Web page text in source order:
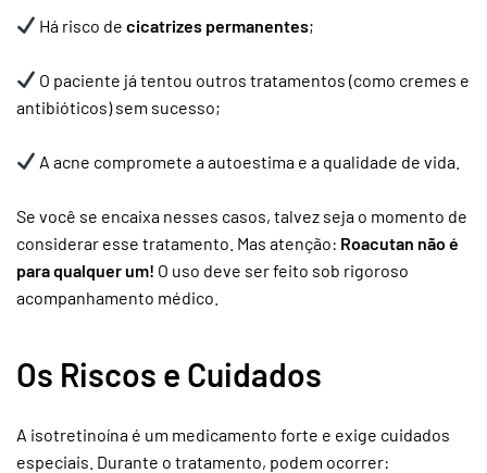
Há risco decicatrizes permanentes;
O paciente já tentou outros tratamentos (como cremes e
antibióticos) sem sucesso;
A acne compromete a autoestima e a qualidade de vida.
Se você se encaixa nesses casos, talvez seja o momento de
considerar esse tratamento. Mas atenção: Roacutan não é
para qualquer um! O uso deve ser feito sob rigoroso
acompanhamento médico.
Os Riscos e Cuidados
A isotretinoína é um medicamento forte e exige cuidados
especiais. Durante o tratamento, podem ocorrer: